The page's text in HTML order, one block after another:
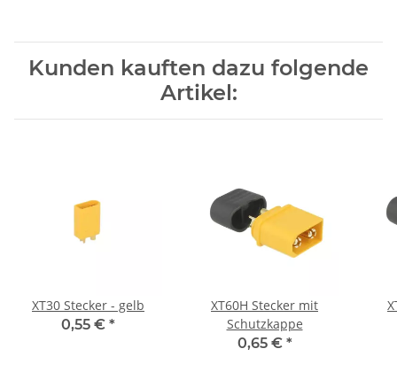
Kunden kauften dazu folgende
Artikel:
XT30 Stecker - gelb
0,55 € *
XT60H Stecker mit
Schutzkappe
0,65 € *